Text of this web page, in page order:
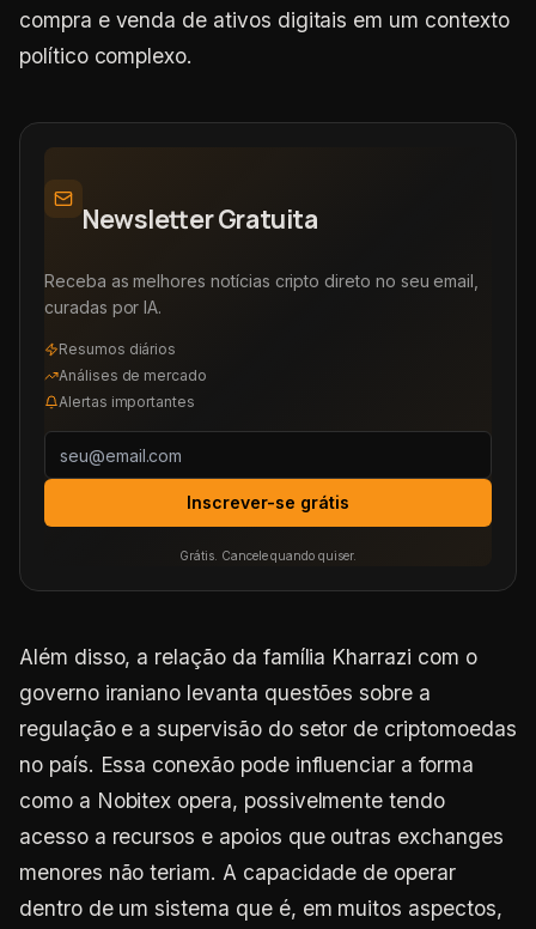
compra e venda de ativos digitais em um contexto
político complexo.
Newsletter Gratuita
Receba as melhores notícias cripto direto no seu email,
curadas por IA.
Resumos diários
Análises de mercado
Alertas importantes
Inscrever-se grátis
Grátis. Cancele quando quiser.
Além disso, a relação da família Kharrazi com o
governo iraniano levanta questões sobre a
regulação e a supervisão do setor de criptomoedas
no país. Essa conexão pode influenciar a forma
como a Nobitex opera, possivelmente tendo
acesso a recursos e apoios que outras exchanges
menores não teriam. A capacidade de operar
dentro de um sistema que é, em muitos aspectos,